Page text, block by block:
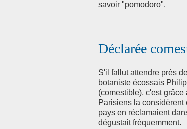
savoir "pomodoro".
Déclarée
S'il fallut attendre près
botaniste écossais
(comestible), c'est
Parisiens la
pays en réclamaient
dégustait fréquemment.